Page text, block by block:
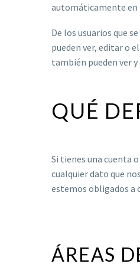
automáticamente en
De los usuarios que
pueden ver, editar o
también pueden ver
QUÉ
Si tienes una cuenta
cualquier dato que
estemos obligados a
ÁREAS